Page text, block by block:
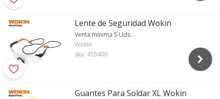
Lente de Seguridad Wokin
Venta mínima 5 Uds.
Wokin
sku: 455400
Guantes Para Soldar XL Wokin